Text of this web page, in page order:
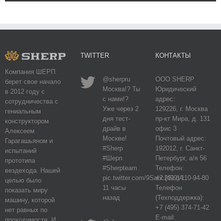
Компания ШЕРП
берет свое начало
в 2012 году с
сотрудничества с
гениальным
конструктором
Алексеем
Гарагашьяном и
испытаний
прототипа
вездехода. Нашей
целью было
показать миру
машину, которой
нет равных по
TWITTER
@sherpru
Москва!? Ты
с нами!?
Уже через 2
дня тест-
драйв в
Москве!
#Sherp
#Шерп
#Sherpteam
pic.twitter.com/9Sabc2SLdA
11 часы
назад
КОНТАКТЫ
ООО SHERP
Юридический
адрес:
129226, г. Москва
пр-кт Мира, д. 131
офис 3
Почтовый адрес:
192012, г. Санкт-
Петербург, а/я 56
Телефон:
+7 (499) 110-94-80
Телефон
(Техподдержка):
+7 (495) 374-71-42
E-mail: